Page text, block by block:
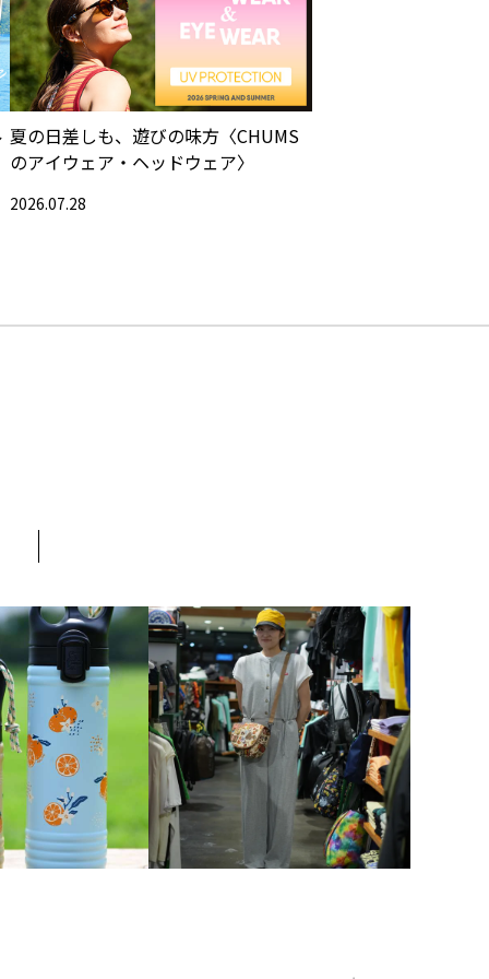
夏の日差しも、遊びの味方〈CHUMS
のアイウェア・ヘッドウェア〉
2026.07.28